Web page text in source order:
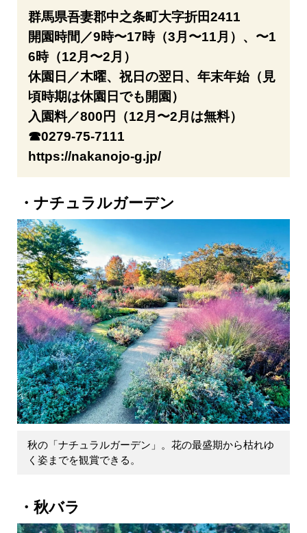
群馬県吾妻郡中之条町大字折田2411
開園時間／9時〜17時（3月〜11月）、〜1
6時（12月〜2月）
休園日／木曜、祝日の翌日、年末年始（見
頃時期は休園日でも開園）
入園料／800円（12月〜2月は無料）
☎0279-75-7111
https://nakanojo-g.jp/
ナチュラルガーデン
秋の「ナチュラルガーデン」。花の最盛期から枯れゆ
く姿までを観賞できる。
秋バラ